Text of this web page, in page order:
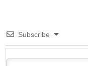
Subscribe